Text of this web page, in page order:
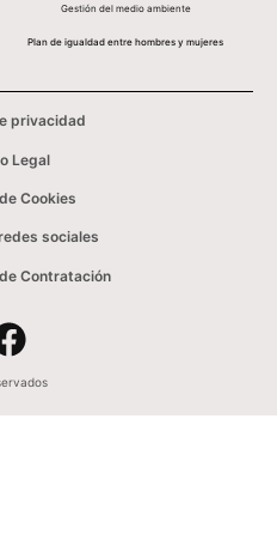
Gestión del medio ambiente
Plan de igualdad entre hombres y mujeres
privacidad
Legal
Cookies
sociales
Contratación